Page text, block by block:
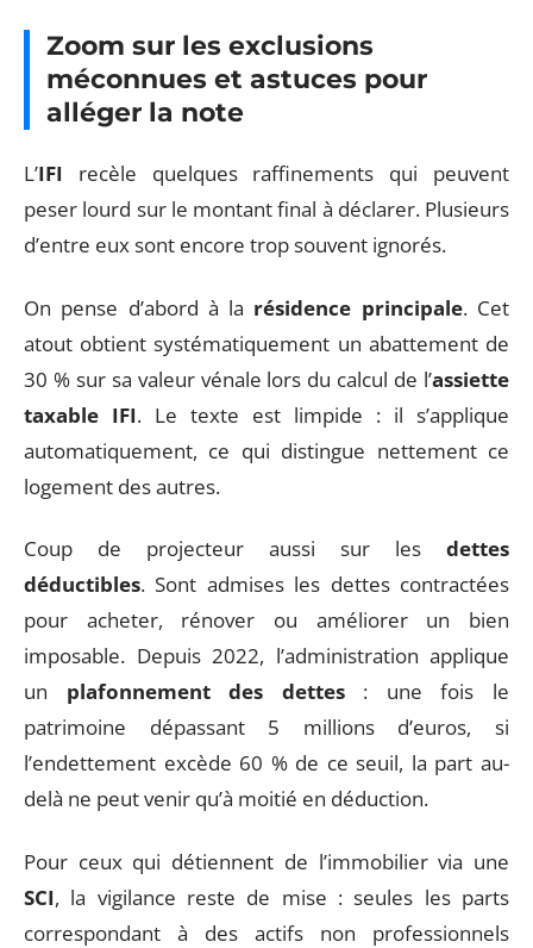
Zoom sur les exclusions
méconnues et astuces pour
alléger la note
L’IFI recèle quelques raffinements qui peuvent
peser lourd sur le montant final à déclarer. Plusieurs
d’entre eux sont encore trop souvent ignorés.
On pense d’abord à la résidence principale. Cet
atout obtient systématiquement un abattement de
30 % sur sa valeur vénale lors du calcul de l’assiette
taxable IFI. Le texte est limpide : il s’applique
automatiquement, ce qui distingue nettement ce
logement des autres.
Coup de projecteur aussi sur les dettes
déductibles. Sont admises les dettes contractées
pour acheter, rénover ou améliorer un bien
imposable. Depuis 2022, l’administration applique
un plafonnement des dettes: une fois le
patrimoine dépassant 5 millions d’euros, si
l’endettement excède 60 % de ce seuil, la part au-
delà ne peut venir qu’à moitié en déduction.
Pour ceux qui détiennent de l’immobilier via une
SCI, la vigilance reste de mise : seules les parts
correspondant à des actifs non professionnels